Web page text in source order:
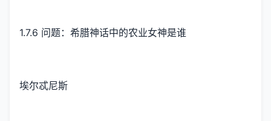
1.7.6 问题：希腊神话中的农业女神是谁
埃尔忒尼斯